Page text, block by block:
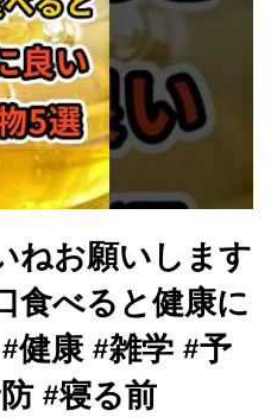
ねお願いします
食べると健康に
康 #雑学 #予
#寝る前